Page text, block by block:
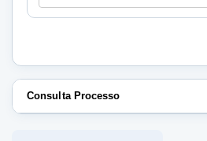
Sessões
Plenárias
Consulta Processo